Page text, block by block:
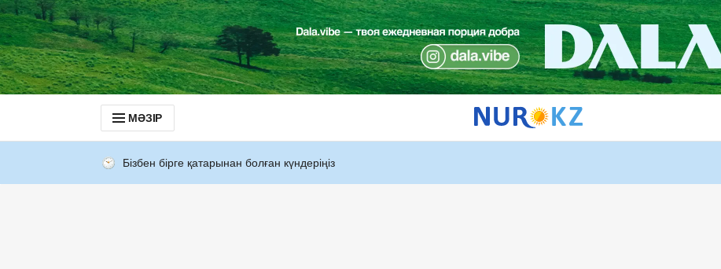
МӘЗІР
Бізбен бірге қатарынан болған күндеріңіз